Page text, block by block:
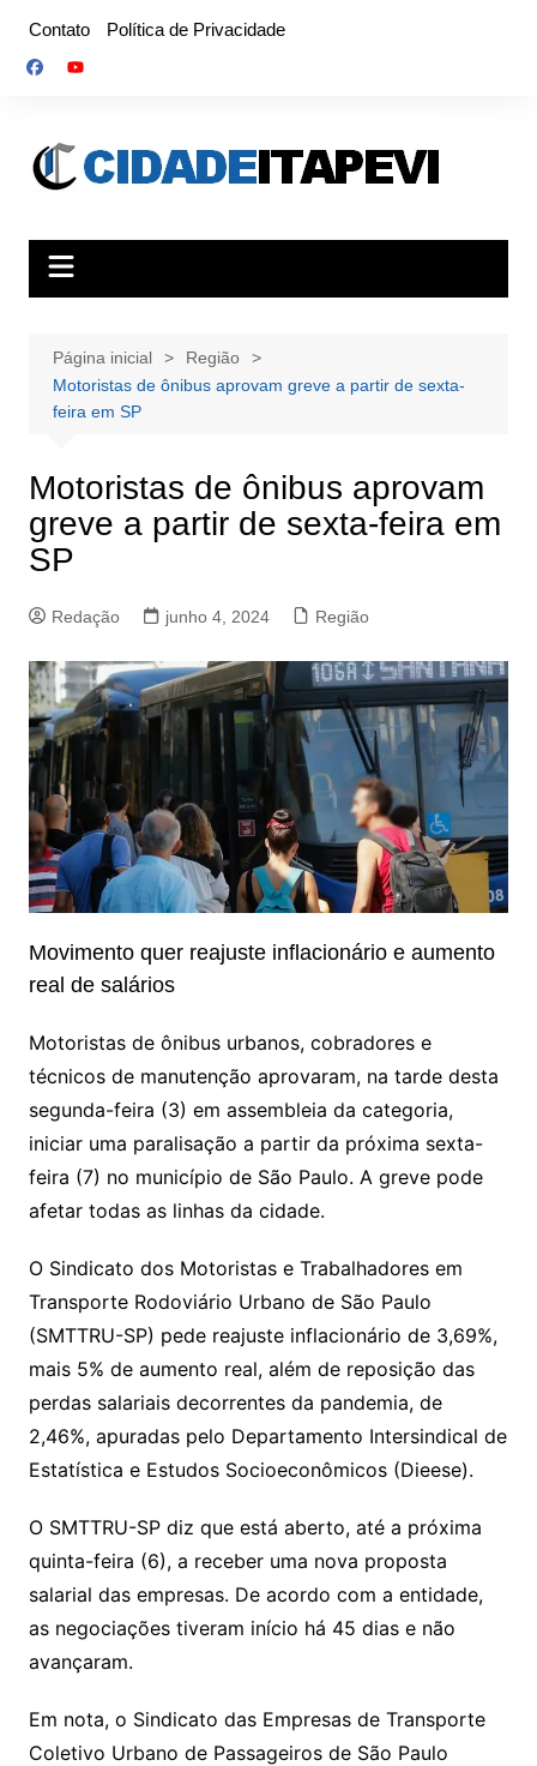
Contato Política de Privacidade
Página inicial
Região
Motoristas de ônibus aprovam greve a partir de sexta-
feira em SP
Motoristas de ônibus aprovam
greve a partir de sexta-feira em
SP
Redação junho 4, 2024 Região
Movimento quer reajuste inflacionário e aumento
real de salários
Motoristas de ônibus urbanos, cobradores e
técnicos de manutenção aprovaram, na tarde desta
segunda-feira (3) em assembleia da categoria,
iniciar uma paralisação a partir da próxima sexta-
feira (7) no município de São Paulo. A greve pode
afetar todas as linhas da cidade.
O Sindicato dos Motoristas e Trabalhadores em
Transporte Rodoviário Urbano de São Paulo
(SMTTRU-SP) pede reajuste inflacionário de 3,69%,
mais 5% de aumento real, além de reposição das
perdas salariais decorrentes da pandemia, de
2,46%, apuradas pelo Departamento Intersindical de
Estatística e Estudos Socioeconômicos (Dieese).
O SMTTRU-SP diz que está aberto, até a próxima
quinta-feira (6), a receber uma nova proposta
salarial das empresas. De acordo com a entidade,
as negociações tiveram início há 45 dias e não
avançaram.
Em nota, o Sindicato das Empresas de Transporte
Coletivo Urbano de Passageiros de São Paulo